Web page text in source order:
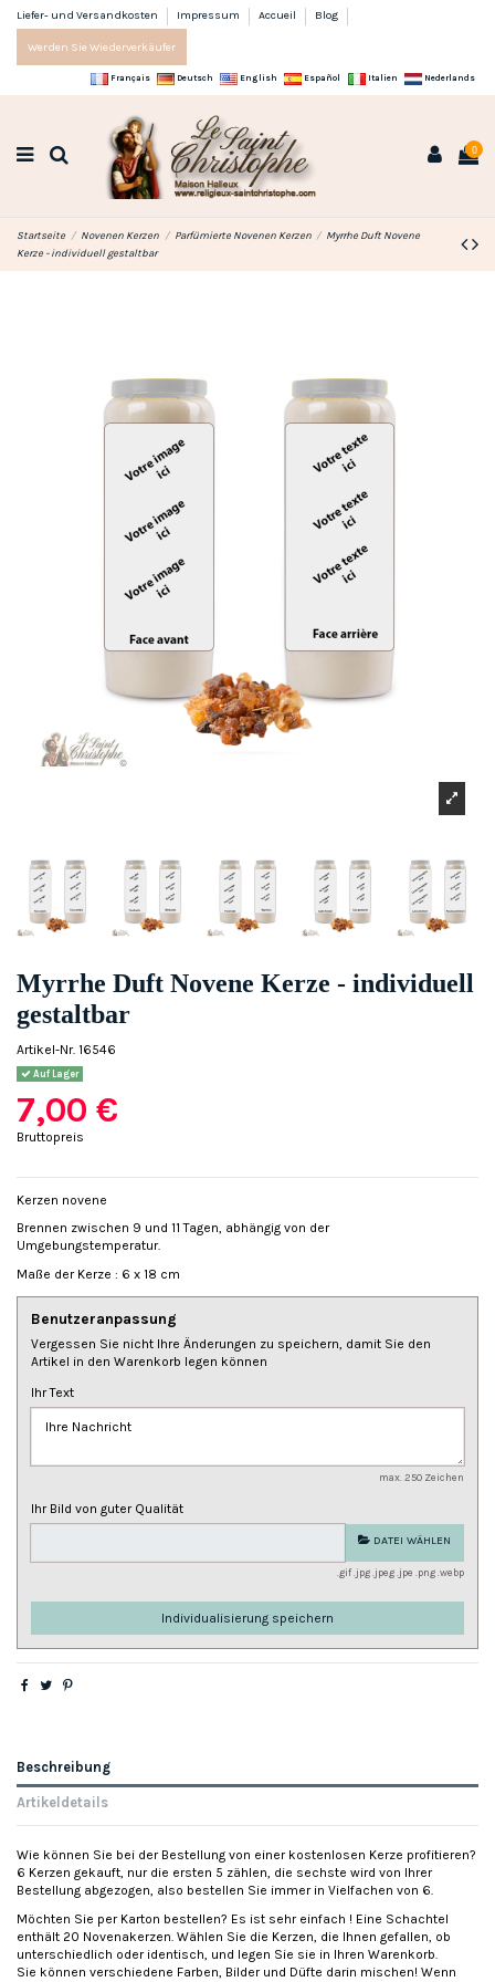
Liefer- und Versandkosten Impressum Accueil Blog
Werden Sie Wiederverkäufer
Français Deutsch English Español Italien Nederlands
0
Startseite Novenen Kerzen Parfümierte Novenen Kerzen
Myrrhe Duft Novene
Kerze - individuell gestaltbar
Myrrhe Duft Novene Kerze - individuell
gestaltbar
Artikel-Nr. 16546
Auf Lager
7,00 €
Bruttopreis
Kerzen novene
Brennen zwischen 9 und 11 Tagen, abhängig von der
Umgebungstemperatur.
Maße der Kerze : 6 x 18 cm
Benutzeranpassung
Vergessen Sie nicht Ihre Änderungen zu speichern, damit Sie den
Artikel in den Warenkorb legen können
Ihr Text
max. 250 Zeichen
Ihr Bild von guter Qualität
DATEI WÄHLEN
.gif .jpg .jpeg .jpe .png .webp
Individualisierung speichern
Beschreibung
Artikeldetails
Wie können Sie bei der Bestellung von einer kostenlosen Kerze profitieren?
6 Kerzen gekauft, nur die ersten 5 zählen, die sechste wird von Ihrer
Bestellung abgezogen, also bestellen Sie immer in Vielfachen von 6.
Möchten Sie per Karton bestellen? Es ist sehr einfach ! Eine Schachtel
enthält 20 Novenakerzen. Wählen Sie die Kerzen, die Ihnen gefallen, ob
unterschiedlich oder identisch, und legen Sie sie in Ihren Warenkorb.
Sie können verschiedene Farben, Bilder und Düfte darin mischen! Wenn